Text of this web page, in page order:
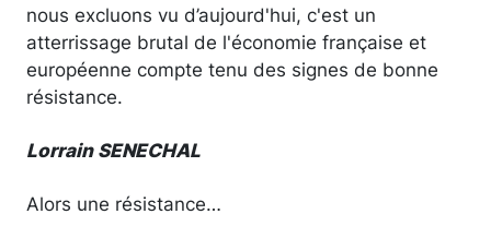
nous excluons vu d’aujourd'hui, c'est un
atterrissage brutal de l'économie française et
européenne compte tenu des signes de bonne
résistance.
Lorrain SENECHAL
Alors une résistance…